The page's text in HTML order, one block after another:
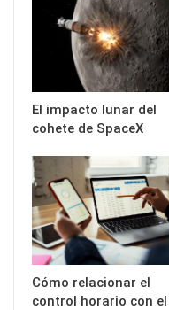
El impacto lunar del
cohete de SpaceX
Cómo relacionar el
control horario con el